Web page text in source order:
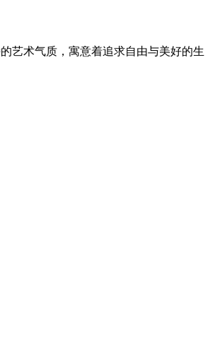
艺术气质，寓意着追求自由与美好的生